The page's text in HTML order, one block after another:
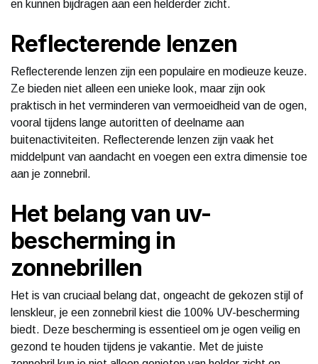
en kunnen bijdragen aan een helderder zicht.
Reflecterende lenzen
Reflecterende lenzen zijn een populaire en modieuze keuze.
Ze bieden niet alleen een unieke look, maar zijn ook
praktisch in het verminderen van vermoeidheid van de ogen,
vooral tijdens lange autoritten of deelname aan
buitenactiviteiten. Reflecterende lenzen zijn vaak het
middelpunt van aandacht en voegen een extra dimensie toe
aan je zonnebril.
Het belang van uv-
bescherming in
zonnebrillen
Het is van cruciaal belang dat, ongeacht de gekozen stijl of
lenskleur, je een zonnebril kiest die 100% UV-bescherming
biedt. Deze bescherming is essentieel om je ogen veilig en
gezond te houden tijdens je vakantie. Met de juiste